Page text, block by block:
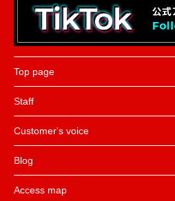
Top page
Staff
Customer's voice
Blog
Access map